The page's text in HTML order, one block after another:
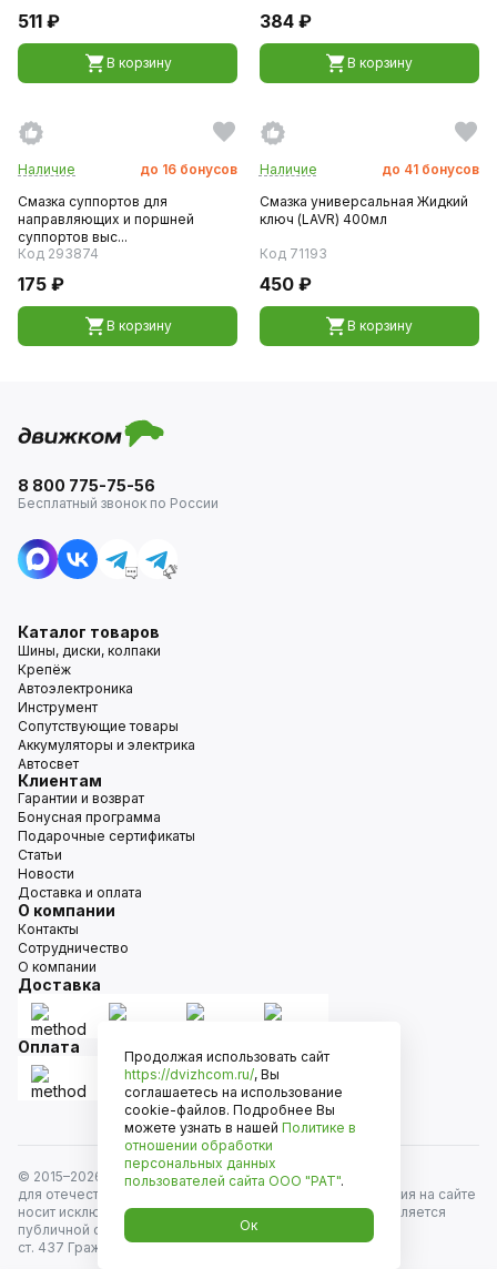
511 ₽
В корзину
384 ₽
В корзину
Наличие до 16 бонусов
Смазка суппортов для
направляющих и поршней
суппортов выс...
Код 293874
175 ₽
В корзину
Наличие до 41 бонусов
Смазка универсальная Жидкий
ключ (LAVR) 400мл
Код 71193
450 ₽
В корзину
8 800 775-75-56
Бесплатный звонок по России
Каталог товаров
Шины, диски, колпаки
Крепёж
Автоэлектроника
Инструмент
Сопутствующие товары
Аккумуляторы и электрика
Автосвет
Клиентам
Гарантии и возврат
Бонусная программа
Подарочные сертификаты
Статьи
Новости
Доставка и оплата
О компании
Контакты
Сотрудничество
О компании
Доставка
Оплата
© 2015–2026
Движком — сеть магазинов автозапчастей
для отечественных автомобилей и иномарок. Информация на сайте
носит исключительно информационный характер и не является
публичной офертой, определяемой положениями
ст. 437 Гражданского кодекса РФ. Все права защищены.
Продолжая использовать сайт
https://dvizhcom.ru/, Вы
соглашаетесь на использование
cookie-файлов. Подробнее Вы
можете узнать в нашей Политике в
отношении обработки
персональных данных
пользователей сайта ООО "РАТ".
Ок